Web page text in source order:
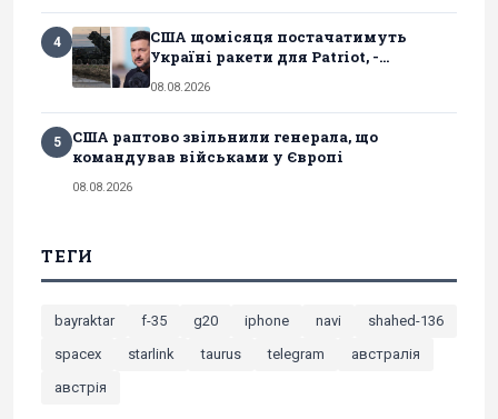
4
США щомісяця постачатимуть
Україні ракети для Patriot, -...
08.08.2026
5
США раптово звільнили генерала, що
командував військами у Європі
08.08.2026
ТЕГИ
bayraktar f-35 g20 iphone navi
shahed-136
spacex
starlink taurus telegram
австралія
австрія